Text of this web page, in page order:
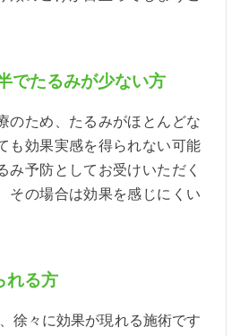
でたるみが少ない方
のため、たるみがほとんどな
も効果実感を得られない可能
み予防としてお受けいただく
その場合は効果を感じにくい
れる方
徐々に効果が現れる施術です